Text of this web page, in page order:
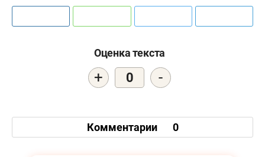
Оценка текста
+ 0 -
Комментарии 0